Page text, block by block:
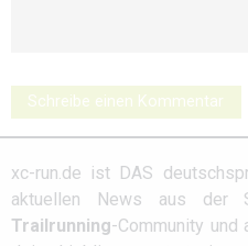
Schreibe einen Kommentar
xc-run.de ist DAS
aktuellen News aus der
Trailrunning-Community